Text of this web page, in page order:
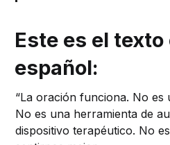
Este es el
español:
“La oración funciona. No es
No es una herramienta de
dispositivo terapéutico. No